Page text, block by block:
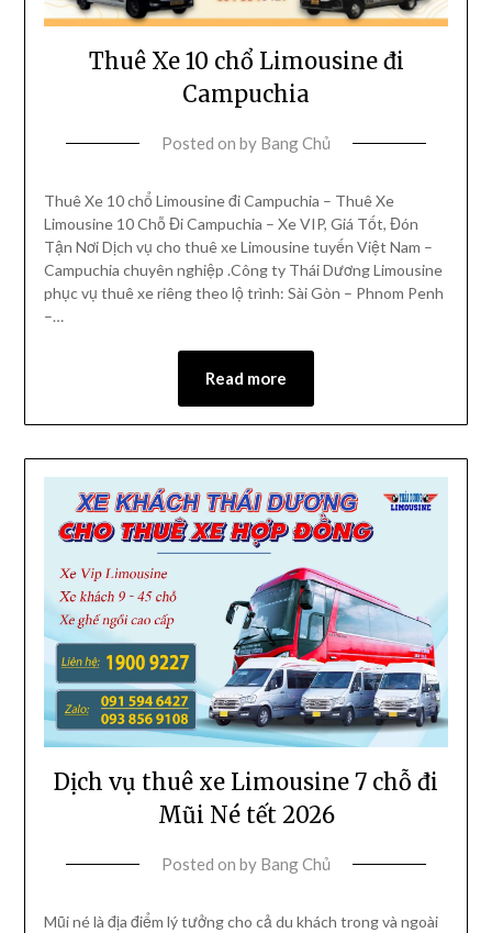
Thuê Xe 10 chổ Limousine đi
Campuchia
Posted on by Bang Chủ
Thuê Xe 10 chổ Limousine đi Campuchia – Thuê Xe
Limousine 10 Chỗ Đi Campuchia – Xe VIP, Giá Tốt, Đón
Tận Nơi Dịch vụ cho thuê xe Limousine tuyến Việt Nam –
Campuchia chuyên nghiệp .Công ty Thái Dương Limousine
phục vụ thuê xe riêng theo lộ trình: Sài Gòn – Phnom Penh
–…
Read more
Dịch vụ thuê xe Limousine 7 chỗ đi
Mũi Né tết 2026
Posted on by Bang Chủ
Mũi né là địa điểm lý tưởng cho cả du khách trong và ngoài